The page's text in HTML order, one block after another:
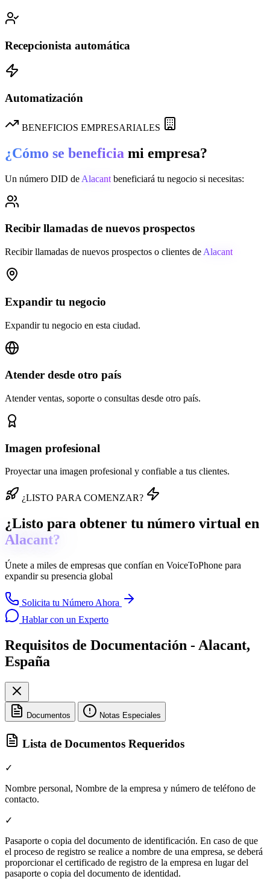
Recepcionista automática
Automatización
BENEFICIOS EMPRESARIALES
¿Cómo se beneficia mi empresa?
Un número DID de Alacant beneficiará tu negocio si necesitas:
Recibir llamadas de nuevos prospectos
Recibir llamadas de nuevos prospectos o clientes de Alacant
Expandir tu negocio
Expandir tu negocio en esta ciudad.
Atender desde otro país
Atender ventas, soporte o consultas desde otro país.
Imagen profesional
Proyectar una imagen profesional y confiable a tus clientes.
¿LISTO PARA COMENZAR?
¿Listo para obtener tu número virtual en
Alacant?
Únete a miles de empresas que confían en VoiceToPhone para
expandir su presencia global
Solicita tu Número Ahora
Hablar con un Experto
Requisitos de Documentación - Alacant,
España
Documentos Notas Especiales
Lista de Documentos Requeridos
✓
Nombre personal, Nombre de la empresa y número de teléfono de
contacto.
✓
Pasaporte o copia del documento de identificación. En caso de que
el proceso de registro se realice a nombre de una empresa, se deberá
proporcionar el certificado de registro de la empresa en lugar del
pasaporte o copia del documento de identidad.